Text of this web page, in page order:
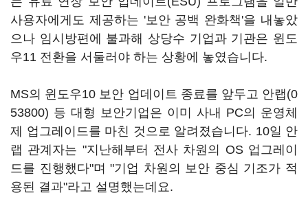
사용자에게도 제공하는 '보안 공백 완화책'을 내놓았
으나 임시방편에 불과해 상당수 기업과 기관은 윈도
우11 전환을 서둘러야 하는 상황에 놓였습니다.
MS의 윈도우10 보안 업데이트 종료를 앞두고 안랩(0
53800) 등 대형 보안기업은 이미 사내 PC의 운영체
제 업그레이드를 마친 것으로 알려졌습니다. 10일 안
랩 관계자는 "지난해부터 전사 차원의 OS 업그레이
드를 진행했다"며 "기업 차원의 보안 중심 기조가 적
용된 결과"라고 설명했는데요.